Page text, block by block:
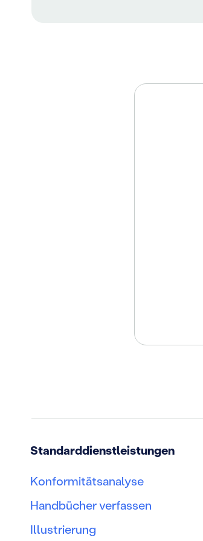
Standarddienstleistungen
Konformitätsanalyse
Handbücher verfassen
Illustrierung